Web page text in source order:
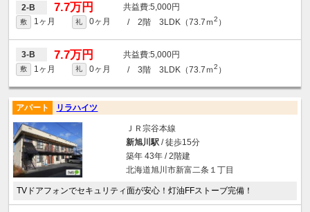
2-B 7.7万円 5,000円
敷 1ヶ月 礼 0ヶ月 / 2階 3LDK（73.7ｍ2 ）
3-B 7.7万円 5,000円
敷 1ヶ月 礼 0ヶ月 / 3階 3LDK（73.7ｍ2 ）
アパート リラハイツ
ＪＲ宗谷本線
新旭川駅/ 徒歩15分
築年 43年 / 2階建
北海道旭川市新富二条１丁目
TVドアフォンでセキュリティ面が安心！灯油FFストーブ完備！